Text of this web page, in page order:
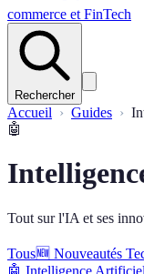
commerce et FinTech
Rechercher
Accueil Guides
🤖
Tout sur l'IA et ses
Tous🆕 Nouveautés
🤖 Intelligence